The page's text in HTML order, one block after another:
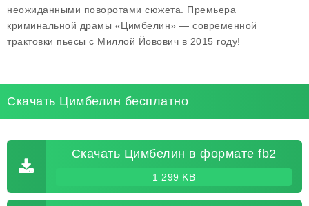
неожиданными поворотами сюжета. Премьера
криминальной драмы «Цимбелин» — современной
трактовки пьесы с Миллой Йовович в 2015 году!
Скачать Цимбелин бесплатно
Скачать Цимбелин в формате fb2
1 299 KB